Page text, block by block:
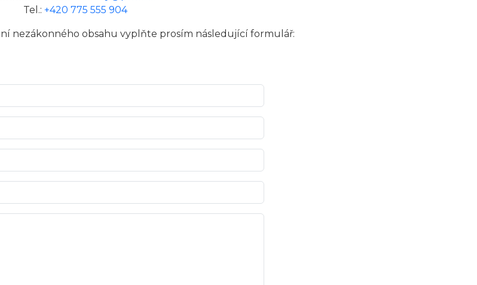
Tel.: +420 775 555 904
nezákonného obsahu vyplňte prosím následující formulář: